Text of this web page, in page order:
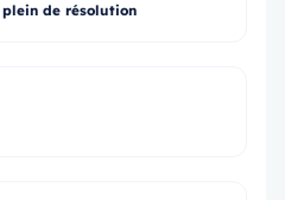
plein de résolution